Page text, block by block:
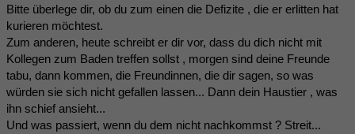
Bitte überlege dir, ob du zum einen die Defizite , die er erlitten hat
kurieren möchtest.
Zum anderen, heute schreibt er dir vor, dass du dich nicht mit
Kollegen zum Baden treffen sollst , morgen sind deine Freunde
tabu, dann kommen, die Freundinnen, die dir sagen, so was
würden sie sich nicht gefallen lassen... Dann dein Haustier , was
ihn schief ansieht...
Und was passiert, wenn du dem nicht nachkommst ? Streit...